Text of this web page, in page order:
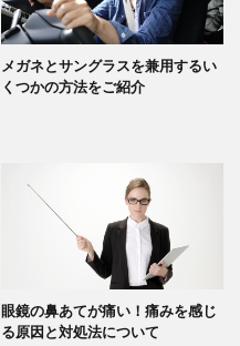
メガネとサングラスを兼用するい
くつかの方法をご紹介
眼鏡の鼻あてが痛い！痛みを感じ
る原因と対処法について